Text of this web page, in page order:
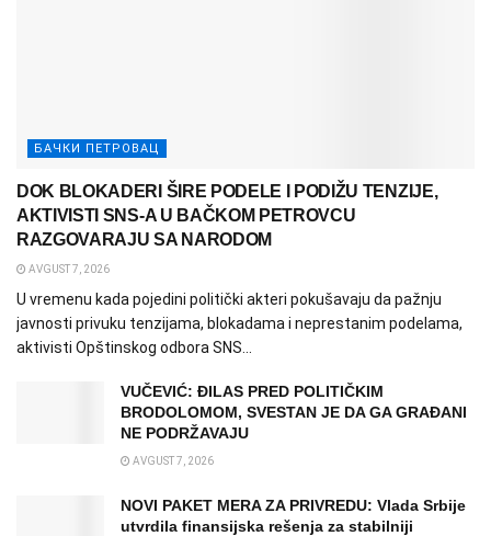
БАЧКИ ПЕТРОВАЦ
DOK BLOKADERI ŠIRE PODELE I PODIŽU TENZIJE,
AKTIVISTI SNS-A U BAČKOM PETROVCU
RAZGOVARAJU SA NARODOM
AVGUST 7, 2026
U vremenu kada pojedini politički akteri pokušavaju da pažnju
javnosti privuku tenzijama, blokadama i neprestanim podelama,
aktivisti Opštinskog odbora SNS...
VUČEVIĆ: ĐILAS PRED POLITIČKIM
BRODOLOMOM, SVESTAN JE DA GA GRAĐANI
NE PODRŽAVAJU
AVGUST 7, 2026
NOVI PAKET MERA ZA PRIVREDU: Vlada Srbije
utvrdila finansijska rešenja za stabilniji